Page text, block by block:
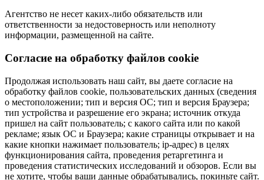
Агентство не несет каких-либо обязательств или
ответственности за недостоверность или неполноту
информации, размещенной на сайте.
Cогласие на обработку файлов cookie
Продолжая использовать наш сайт, вы даете согласие на
обработку файлов cookie, пользовательских данных (сведения
о местоположении; тип и версия ОС; тип и версия Браузера;
тип устройства и разрешение его экрана; источник откуда
пришел на сайт пользователь; с какого сайта или по какой
рекламе; язык ОС и Браузера; какие страницы открывает и на
какие кнопки нажимает пользователь; ip-адрес) в целях
функционирования сайта, проведения ретаргетинга и
проведения статистических исследований и обзоров. Если вы
не хотите, чтобы ваши данные обрабатывались, покиньте сайт.